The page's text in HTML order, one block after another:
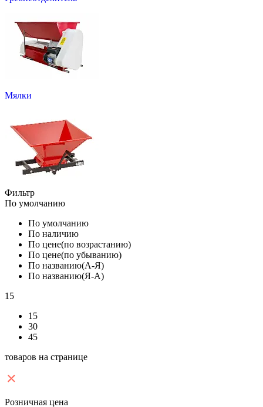
Мялки
Фильтр
По умолчанию
По умолчанию
По наличию
По цене(по возрастанию)
По цене(по убыванию)
По названию(А-Я)
По названию(Я-А)
15
15
30
45
товаров на странице
Розничная цена